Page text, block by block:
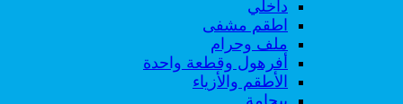
داخلي
اطقم مشفى
ملف وحرام
أفرهول وقطعة واحدة
الأطقم والأزياء
بيجامة